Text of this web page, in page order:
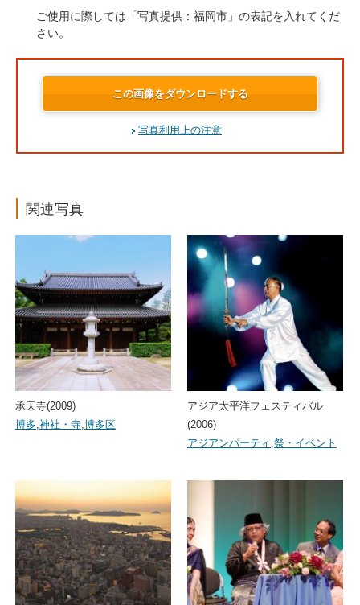
ご使用に際しては「写真提供：福岡市」の表記を入れてくだ
さい。
この画像をダウンロードする
写真利用上の注意
関連写真
承天寺(2009)
博多,神社・寺,博多区
アジア太平洋フェスティバル
(2006)
アジアンパーティ ,祭・イベント